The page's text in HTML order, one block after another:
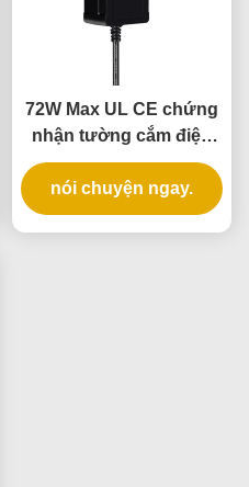
72W Max UL CE chứng
nhận tường cắm điện
gạch với 3 năm bảo
hành
nói chuyện ngay.